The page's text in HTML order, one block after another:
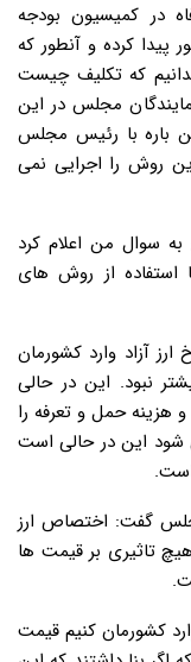
در کمیسیون بودجه
پیدا کرده و آنطور که
که تکلیف چیست
مجلس در این
باره با رئیس مجلس
روش را اجرایی نمی
سوال من اعلام کرد
استفاده از روش های
آزاد وارد کشورمان
نبود. این در حالی
هزینه حمل و تعرفه را
کیلویی ۶۳۰۰ تومان می شود این در حالی است
گفت: اختصاص ارز
هیچ تاثیری بر قیمت ها
کشورمان کنیم قیمت